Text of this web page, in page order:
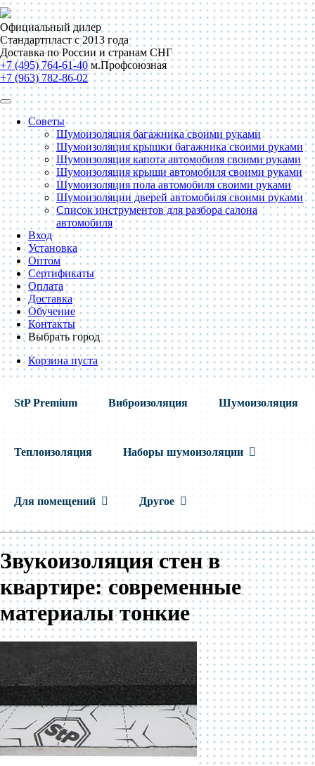
Официальный дилер
Стандартпласт с 2013 года
Доставка по России и странам СНГ
+7 (495) 764-61-40 м.Профсоюзная
+7 (963) 782-86-02
Советы
Шумоизоляция багажника своими руками
Шумоизоляция крышки багажника своими руками
Шумоизоляция капота автомобиля своими руками
Шумоизоляция крыши автомобиля своими руками
Шумоизоляция пола автомобиля своими руками
Шумоизоляции дверей автомобиля своими руками
Список инструментов для разбора салона
автомобиля
Вход
Установка
Оптом
Сертификаты
Оплата
Доставка
Обучение
Контакты
Выбрать город
Корзина пуста
StP Premium Виброизоляция Шумоизоляция
Теплоизоляция Наборы шумоизоляции
Для помещений Другое
Звукоизоляция стен в
квартире: современные
материалы тонкие